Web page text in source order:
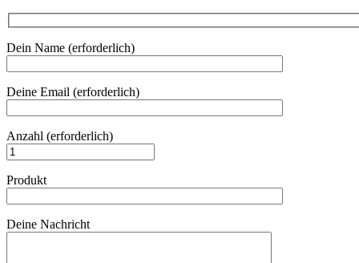
Dein Name (erforderlich)
Deine Email (erforderlich)
Anzahl (erforderlich)
Produkt
Deine Nachricht